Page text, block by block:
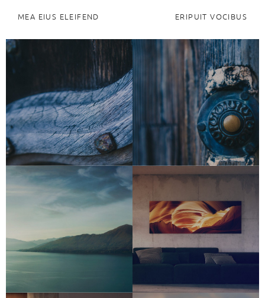
MEA EIUS ELEIFEND ERIPUIT VOCIBUS